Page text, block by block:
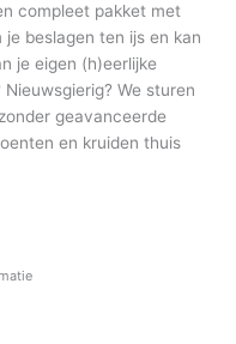
compleet pakket met
beslagen ten ijs en kan
je eigen (h)eerlijke
We sturen
geavanceerde
en kruiden thuis